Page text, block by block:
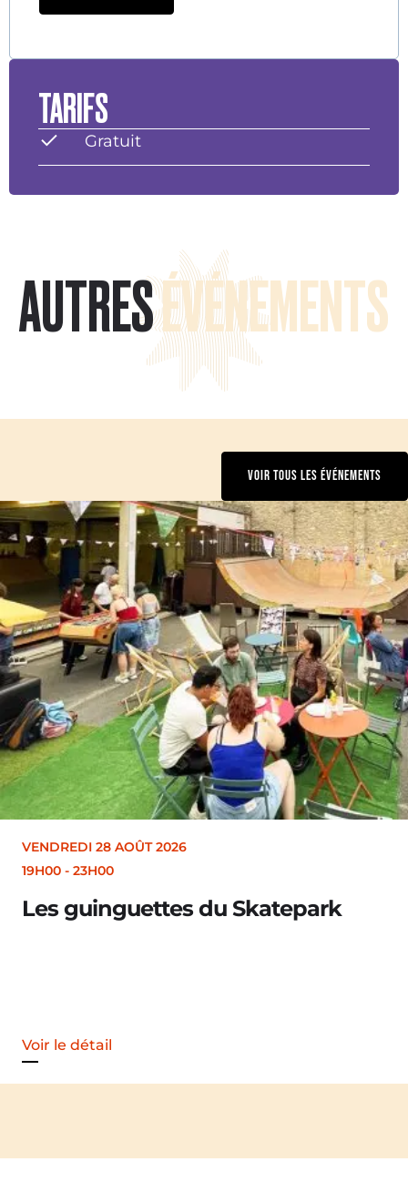
TARIFS
Gratuit
AUTRESÉVÉNEMENTS
VOIR TOUS LES ÉVÉNEMENTS
VENDREDI 28 AOÛT 2026
19H00 - 23H00
Les guinguettes du Skatepark
Voir le détail